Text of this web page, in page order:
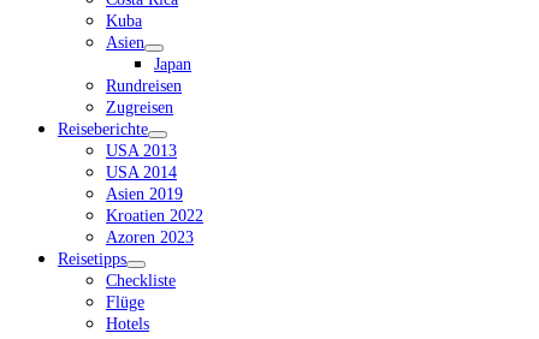
Kuba
Asien
Dropdown-
Menü
öffnen
Japan
Rundreisen
Zugreisen
Reiseberichte
Dropdown-
Menü
öffnen
USA 2013
USA 2014
Asien 2019
Kroatien 2022
Azoren 2023
Reisetipps
Dropdown-
Menü
öffnen
Checkliste
Flüge
Hotels